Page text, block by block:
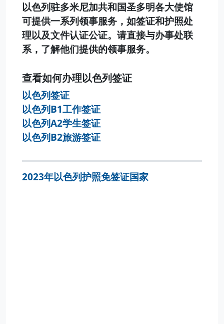
以色列驻多米尼加共和国圣多明各大使馆
可提供一系列领事服务，如签证和护照处
理以及文件认证公证。请直接与办事处联
系，了解他们提供的领事服务。
查看如何办理以色列签证
以色列签证
以色列B1工作签证
以色列A2学生签证
以色列B2旅游签证
2023年以色列护照免签证国家